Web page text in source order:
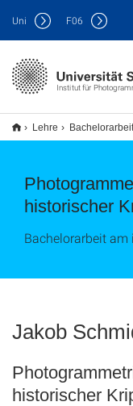
Institut für
Uni F06
Lehre
historischer
Bachelorarbeit
Jakob
historischer